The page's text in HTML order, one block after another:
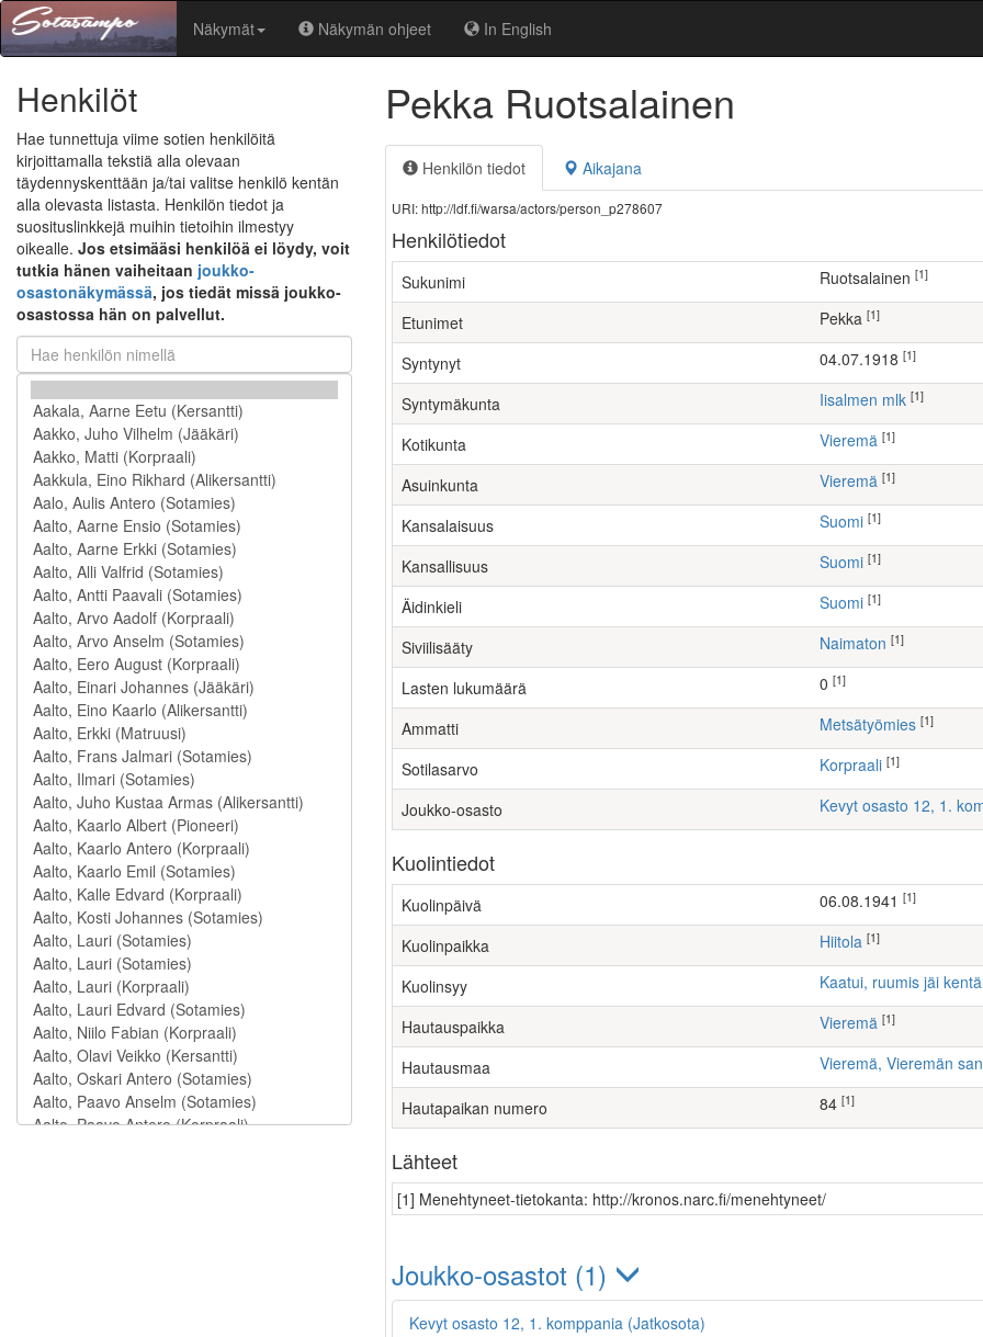
Näkymät Näkymän ohjeet In English
Henkilöt
Hae tunnettuja viime sotien henkilöitä
kirjoittamalla tekstiä alla olevaan
täydennyskenttään ja/tai valitse henkilö kentän
alla olevasta listasta. Henkilön tiedot ja
suosituslinkkejä muihin tietoihin ilmestyy
oikealle. Jos etsimääsi henkilöä ei löydy, voit
tutkia hänen vaiheitaan joukko-
osastonäkymässä, jos tiedät missä joukko-
osastossa hän on palvellut.
Pekka Ruotsalainen
Henkilön tiedot Aikajana
URI: http://ldf.fi/warsa/actors/person_p278607
Henkilötiedot
Sukunimi Ruotsalainen [1]
Etunimet Pekka [1]
Syntynyt 04.07.1918 [1]
Syntymäkunta Iisalmen mlk [1]
Kotikunta Vieremä [1]
Asuinkunta Vieremä [1]
Kansalaisuus Suomi [1]
Kansallisuus Suomi [1]
Äidinkieli Suomi [1]
Siviilisääty Naimaton [1]
Lasten lukumäärä [1]
Ammatti metsätyömies [1]
Sotilasarvo Korpraali [1]
Joukko-osasto Kevyt osasto 12, 1.
Kuolintiedot
Kuolinpäivä 06.08.1941 [1]
Kuolinpaikka Hiitola [1]
Kuolinsyy Kaatui, ruumis jäi
Hautauspaikka Vieremä [1]
Hautausmaa Vieremä, Vieremän
Hautapaikan numero 84 [1]
Lähteet
[1] Menehtyneet-tietokanta: http://kronos.narc.fi/menehtyneet/
Joukko-osastot (1)
Kevyt osasto 12, 1. komppania (Jatkosota)